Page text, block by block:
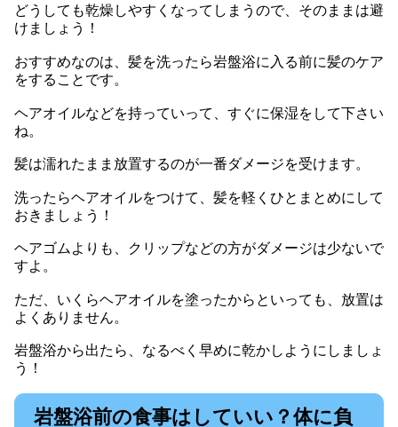
どうしても乾燥しやすくなってしまうので、そのままは避
けましょう！
おすすめなのは、髪を洗ったら岩盤浴に入る前に髪のケア
をすることです。
ヘアオイルなどを持っていって、すぐに保湿をして下さい
ね。
髪は濡れたまま放置するのが一番ダメージを受けます。
洗ったらヘアオイルをつけて、髪を軽くひとまとめにして
おきましょう！
ヘアゴムよりも、クリップなどの方がダメージは少ないで
すよ。
ただ、いくらヘアオイルを塗ったからといっても、放置は
よくありません。
岩盤浴から出たら、なるべく早めに乾かしようにしましょ
う！
岩盤浴前の食事はしていい？体に負